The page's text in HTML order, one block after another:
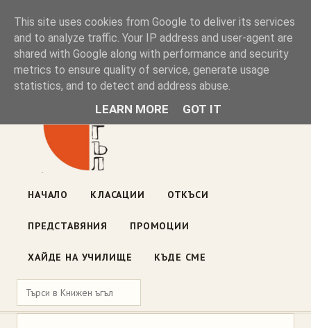
Книжен ъгъл
Блог на книжарницата — класации, откъси, нови книги
ул. „Оборище" 117, София· пон–пет 10:00–19:00 ·
НАЧАЛО КЛАСАЦИИ ОТКЪСИ
ПРЕДСТАВЯНИЯ ПРОМОЦИИ
ХАЙДЕ НА УЧИЛИЩЕ КЪДЕ СМЕ
This site uses cookies from Google to deliver its services
and to analyze traffic. Your IP address and user-agent are
shared with Google along with performance and security
metrics to ensure quality of service, generate usage
statistics, and to detect and address abuse.
LEARN MORE GOT IT